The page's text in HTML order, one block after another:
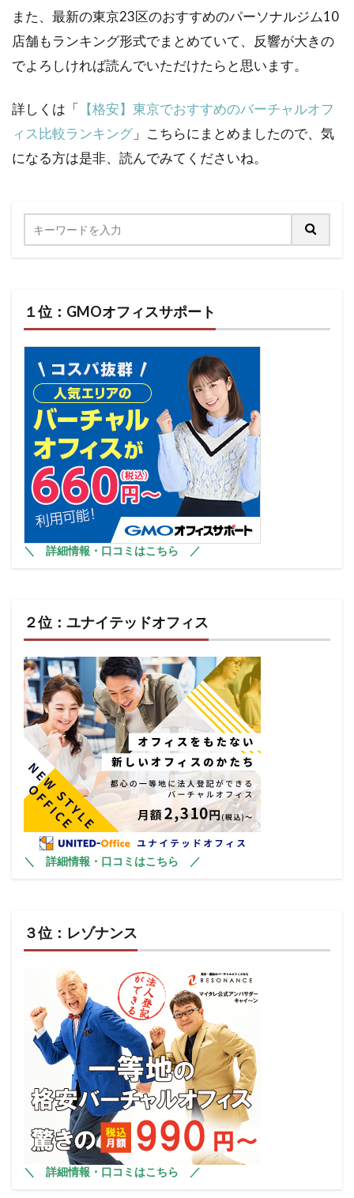
また、最新の東京23区のおすすめのパーソナルジム10
店舗もランキング形式でまとめていて、反響が大きの
でよろしければ読んでいただけたらと思います。
詳しくは「 【格安】東京でおすすめのバーチャルオフ
ィス比較ランキング 」こちらにまとめましたので、気
になる方は是非、読んでみてくださいね。
１位：GMOオフィスサポート
＼ 詳細情報・口コミはこちら ／
２位：ユナイテッドオフィス
＼ 詳細情報・口コミはこちら ／
３位：レゾナンス
＼ 詳細情報・口コミはこちら ／